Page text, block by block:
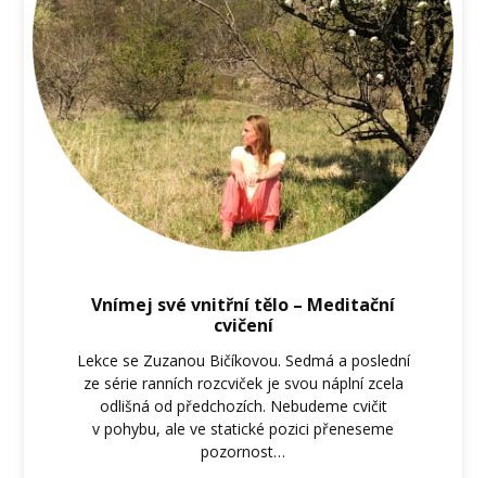
Vnímej své vnitřní tělo – Meditační
cvičení
Lekce se Zuzanou Bičíkovou. Sedmá a poslední
ze série ranních rozcviček je svou náplní zcela
odlišná od předchozích. Nebudeme cvičit
v pohybu, ale ve statické pozici přeneseme
pozornost…